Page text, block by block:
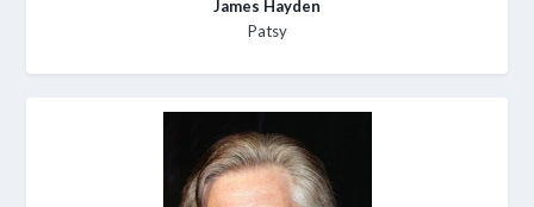
James Hayden
Patsy